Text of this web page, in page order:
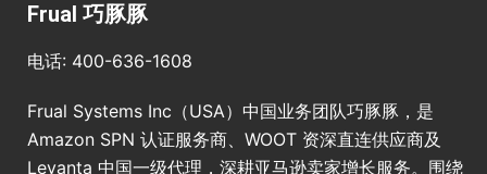
Frual 巧豚豚
电话: 400-636-1608
Frual Systems Inc（USA）中国业务团队巧豚豚，是
Amazon SPN 认证服务商、WOOT 资深直连供应商及
Levanta 中国一级代理，深耕亚马逊卖家增长服务。围绕